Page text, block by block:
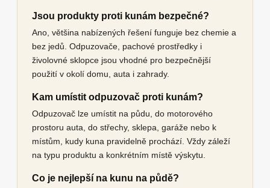
Jsou produkty proti kunám bezpečné?
Ano, většina nabízených řešení funguje bez chemie a
bez jedů. Odpuzovače, pachové prostředky i
živolovné sklopce jsou vhodné pro bezpečnější
použití v okolí domu, auta i zahrady.
Kam umístit odpuzovač proti kunám?
Odpuzovač lze umístit na půdu, do motorového
prostoru auta, do střechy, sklepa, garáže nebo k
místům, kudy kuna pravidelně prochází. Vždy záleží
na typu produktu a konkrétním místě výskytu.
Co je nejlepší na kunu na půdě?